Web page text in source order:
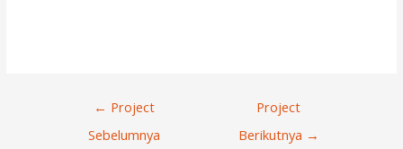
Navigasi
Pos
← Project
Sebelumnya
Project
Berikutnya →